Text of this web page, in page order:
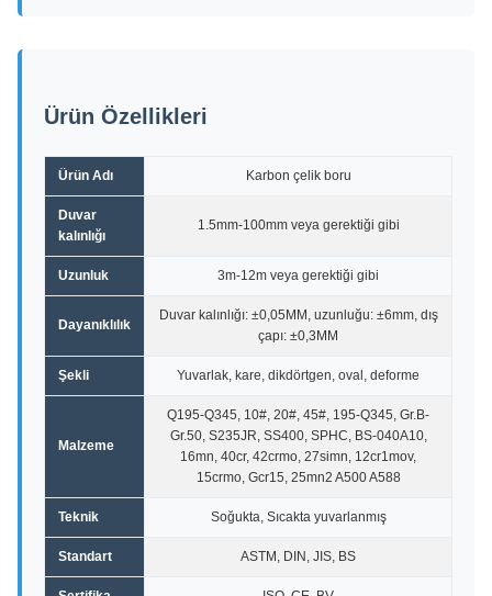
Ürün Özellikleri
Ürün Adı Karbon çelik boru
Duvar
kalınlığı
1.5mm-100mm veya gerektiği gibi
Uzunluk 3m-12m veya gerektiği gibi
Dayanıklılık
Duvar kalınlığı: ±0,05MM, uzunluğu: ±6mm, dış
çapı: ±0,3MM
Şekli Yuvarlak, kare, dikdörtgen, oval, deforme
Malzeme
Q195-Q345, 10#, 20#, 45#, 195-Q345, Gr.B-
Gr.50, S235JR, SS400, SPHC, BS-040A10,
16mn, 40cr, 42crmo, 27simn, 12cr1mov,
15crmo, Gcr15, 25mn2 A500 A588
Teknik Soğukta, Sıcakta yuvarlanmış
Standart ASTM, DIN, JIS, BS